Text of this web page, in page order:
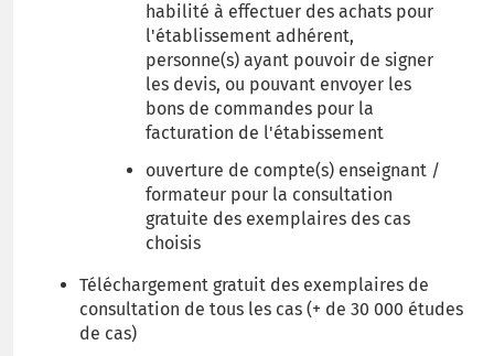
habilité à effectuer des achats pour
l'établissement adhérent,
personne(s) ayant pouvoir de signer
les devis, ou pouvant envoyer les
bons de commandes pour la
facturation de l'étabissement
ouverture de compte(s) enseignant /
formateur pour la consultation
gratuite des exemplaires des cas
choisis
Téléchargement gratuit des exemplaires de
consultation de tous les cas (+ de 30 000 études
de cas)